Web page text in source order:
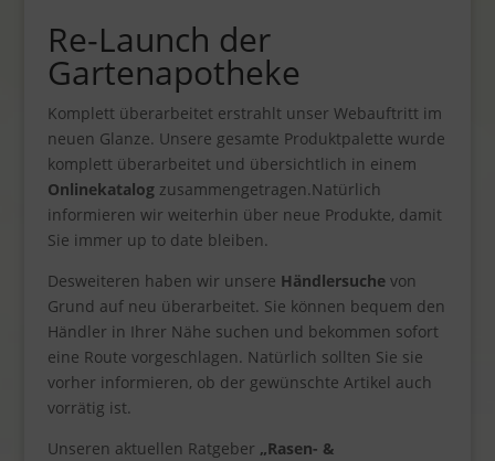
Re-Launch der
Gartenapotheke
Komplett überarbeitet erstrahlt unser Webauftritt im
neuen Glanze. Unsere gesamte Produktpalette wurde
komplett überarbeitet und übersichtlich in einem
Onlinekatalogzusammengetragen.Natürlich
informieren wir weiterhin über neue Produkte, damit
Sie immer up to date bleiben.
Desweiteren haben wir unsere Händlersuchevon
Grund auf neu überarbeitet. Sie können bequem den
Händler in Ihrer Nähe suchen und bekommen sofort
eine Route vorgeschlagen. Natürlich sollten Sie sie
vorher informieren, ob der gewünschte Artikel auch
vorrätig ist.
Unseren aktuellen Ratgeber „Rasen- &